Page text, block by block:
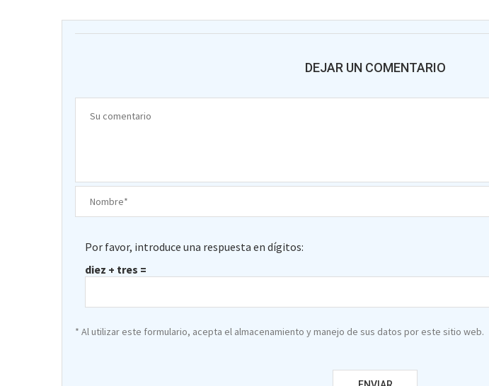
DEJAR UN COMENTARIO
Por favor, introduce una respuesta en dígitos:
diez + tres =
* Al utilizar este formulario, acepta el almacenamiento y manejo de sus datos por este sitio web.